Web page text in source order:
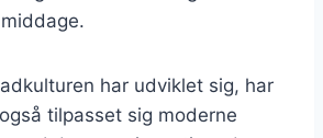
har udviklet sig, har
tilpasset sig moderne